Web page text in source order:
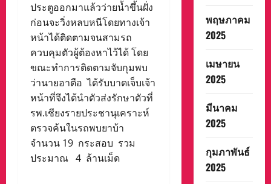
ประตูออกมาแล้วว่ายน้ำขึ้นฝั่ง
ก่อนจะวิ่งหลบหนีโดยทางเจ้า
หน้าได้ติดตามจนสามรถ
ควบคุมตัวผู้ต้องหาไว้ได้ โดย
ขณะทำการติดตามจับกุมพบ
ว่านายอาตือ ได้รับบาดเจ็บเจ้า
หน้าที่จึงได้นำตัวส่งรักษาตัวที่
รพ.เชียงรายประชานุเคราะห์
ตรวจค้นในรถพบยาบ้า
จำนวน 19 กระสอบ รวม
ประมาณ 4 ล้านเม็ด
พฤษภาคม
2025
เมษายน
2025
มีนาคม
2025
กุมภาพันธ์
2025